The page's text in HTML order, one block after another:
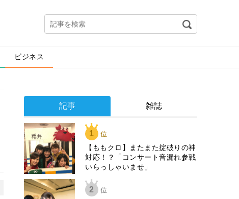
ビジネス
記事 雑誌
1 位
【ももクロ】またまた掟破りの神
対応！？「コンサート音漏れ参戦
いらっしゃいませ」
2 位